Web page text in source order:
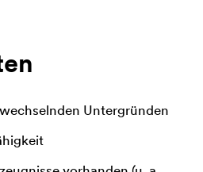
Untergründen